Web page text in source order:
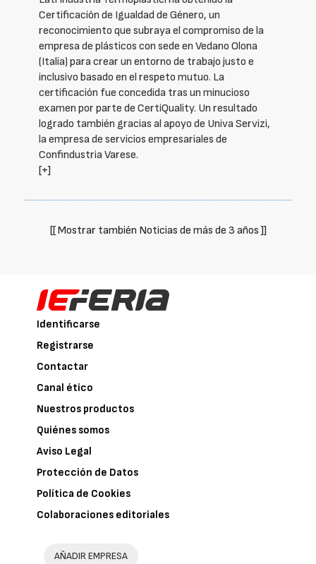
Certificación de Igualdad de Género, un
reconocimiento que subraya el compromiso de la
empresa de plásticos con sede en Vedano Olona
(Italia) para crear un entorno de trabajo justo e
inclusivo basado en el respeto mutuo. La
certificación fue concedida tras un minucioso
examen por parte de CertiQuality. Un resultado
logrado también gracias al apoyo de Univa Servizi,
la empresa de servicios empresariales de
Confindustria Varese.
[+]
[[ Mostrar también Noticias de más de 3 años ]]
Identificarse
Registrarse
Contactar
Canal ético
Nuestros productos
Quiénes somos
Aviso Legal
Protección de Datos
Política de Cookies
Colaboraciones editoriales
AÑADIR EMPRESA